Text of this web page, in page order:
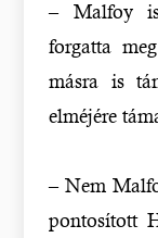
– Malfoy
forgatta
másra is
elméjére
– Nem
pontosított